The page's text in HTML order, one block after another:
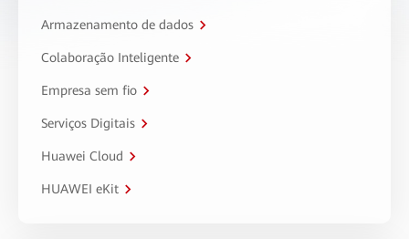
Armazenamento de dados
Colaboração Inteligente
Empresa sem fio
Serviços Digitais
Huawei Cloud
HUAWEI eKit